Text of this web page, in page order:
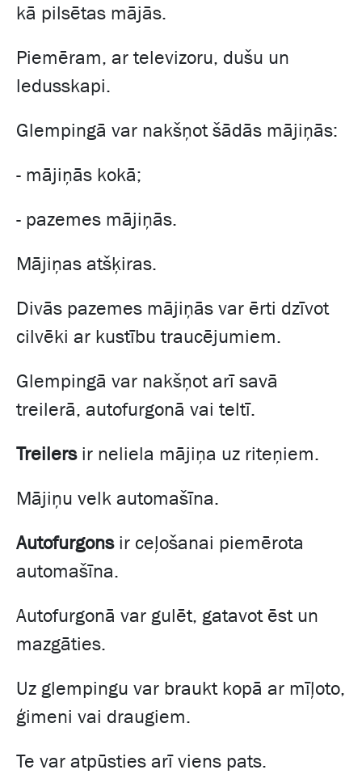
kā pilsētas mājās.
Piemēram, ar televizoru, dušu un
ledusskapi.
Glempingā var nakšņot šādās mājiņās:
- mājiņās kokā;
- pazemes mājiņās.
Mājiņas atšķiras.
Divās pazemes mājiņās var ērti dzīvot
cilvēki ar kustību traucējumiem.
Glempingā var nakšņot arī savā
treilerā, autofurgonā vai teltī.
Treilersir neliela mājiņa uz riteņiem.
Mājiņu velk automašīna.
Autofurgonsir ceļošanai piemērota
automašīna.
Autofurgonā var gulēt, gatavot ēst un
mazgāties.
Uz glempingu var braukt kopā ar mīļoto,
ģimeni vai draugiem.
Te var atpūsties arī viens pats.